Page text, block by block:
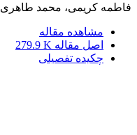
فاطمه کریمی، محمد طاهری
مشاهده مقاله
اصل مقاله 279.9 K
چکیده تفصیلی